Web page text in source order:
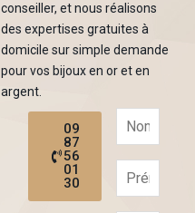
conseiller, et nous réalisons
des expertises gratuites à
domicile sur simple demande
pour vos bijoux en or et en
argent.
09
87
56
01
30